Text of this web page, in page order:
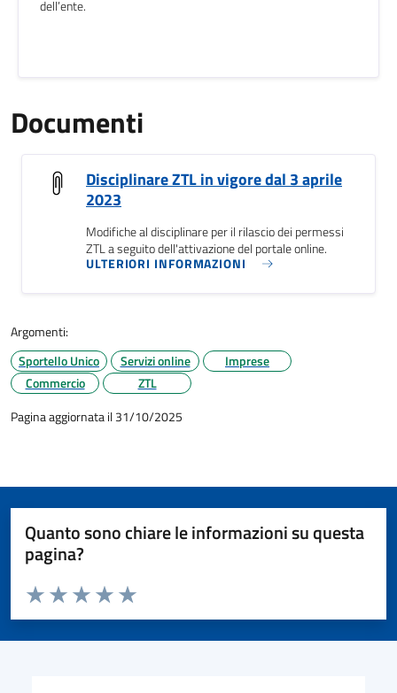
dell’ente.
Documenti
Disciplinare ZTL in vigore dal 3 aprile
2023
Modifiche al disciplinare per il rilascio dei permessi
ZTL a seguito dell'attivazione del portale online.
ULTERIORI INFORMAZIONI
Argomenti:
Sportello Unico
Servizi online
Imprese
Commercio
ZTL
Pagina aggiornata il 31/10/2025
Quanto sono chiare le informazioni su questa
pagina?
Valuta da 1 a 5 stelle la pagina
Valuta 5 stelle su 5
Valuta 4 stelle su 5
Valuta 3 stelle su 5
Valuta 2 stelle su 5
Valuta 1 stelle su 5